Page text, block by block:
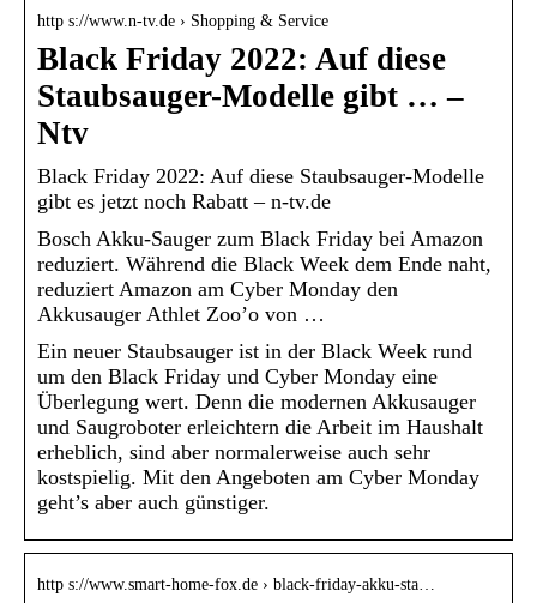
http s://www.n-tv.de › Shopping & Service
Black Friday 2022: Auf diese
Staubsauger-Modelle gibt … –
Ntv
Black Friday 2022: Auf diese Staubsauger-Modelle
gibt es jetzt noch Rabatt – n-tv.de
Bosch Akku-Sauger zum Black Friday bei Amazon
reduziert. Während die Black Week dem Ende naht,
reduziert Amazon am Cyber Monday den
Akkusauger Athlet Zoo’o von …
Ein neuer Staubsauger ist in der Black Week rund
um den Black Friday und Cyber Monday eine
Überlegung wert. Denn die modernen Akkusauger
und Saugroboter erleichtern die Arbeit im Haushalt
erheblich, sind aber normalerweise auch sehr
kostspielig. Mit den Angeboten am Cyber Monday
geht’s aber auch günstiger.
http s://www.smart-home-fox.de › black-friday-akku-sta…